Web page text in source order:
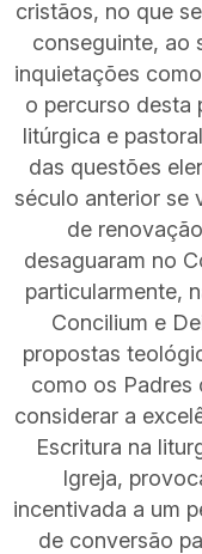
cristãos, no que
conseguinte, ao
inquietações
o percurso desta
litúrgica e
das questões
século anterior se
de
desaguaram no
particularmente,
Concilium e
propostas
como os Padres
considerar a
Escritura na
Igreja,
incentivada a um
de conversão